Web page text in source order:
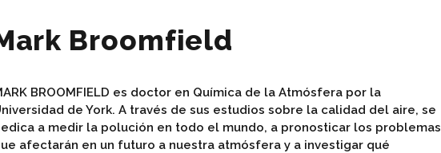
Broomfield
BROOMFIELD es doctor en Química de la Atmósfera por la
de York. A través de sus estudios sobre la calidad del aire, se
a medir la polución en todo el mundo, a pronosticar los problemas
afectarán en un futuro a nuestra atmósfera y a investigar qué